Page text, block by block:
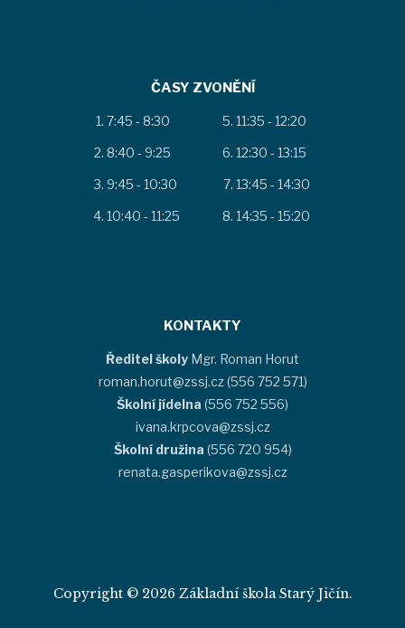
ČASY ZVONĚNÍ
7:45 - 8:30
8:40 - 9:25
9:45 - 10:30
10:40 - 11:25
11:35 - 12:20
12:30 - 13:15
13:45 - 14:30
14:35 - 15:20
KONTAKTY
Ředitel školy Mgr. Roman Horut
roman.horut@zssj.cz (556 752 571)
Školní jídelna (556 752 556)
ivana.krpcova@zssj.cz
Školní družina (556 720 954)
renata.gasperikova@zssj.cz
Copyright © 2026 Základní škola Starý Jičín.